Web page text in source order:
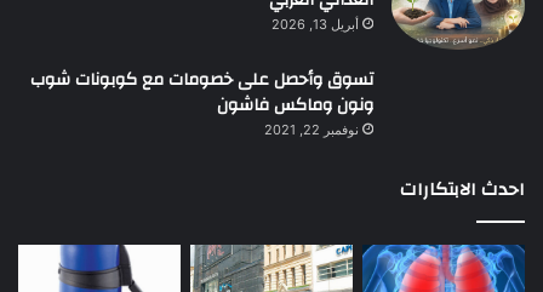
أبريل 13, 2026
تسوق وأحصل على خصومات مع كوبونات شوب
ونون وماكس فاشون
نوفمبر 22, 2021
احدث الابتكارات